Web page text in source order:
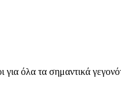
όλα τα σημαντικά